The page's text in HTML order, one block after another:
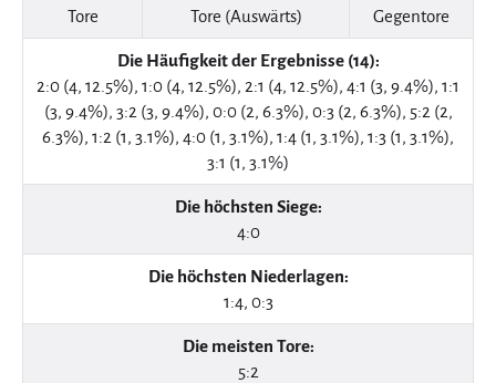
Tore Tore (Auswärts) Gegentore
Die Häufigkeit der Ergebnisse (14):
2:0 (4, 12.5%), 1:0 (4, 12.5%), 2:1 (4, 12.5%), 4:1 (3, 9.4%), 1:1
(3, 9.4%), 3:2 (3, 9.4%), 0:0 (2, 6.3%), 0:3 (2, 6.3%), 5:2 (2,
6.3%), 1:2 (1, 3.1%), 4:0 (1, 3.1%), 1:4 (1, 3.1%), 1:3 (1, 3.1%),
3:1 (1, 3.1%)
Die höchsten Siege:
4:0
Die höchsten Niederlagen:
1:4, 0:3
Die meisten Tore:
5:2